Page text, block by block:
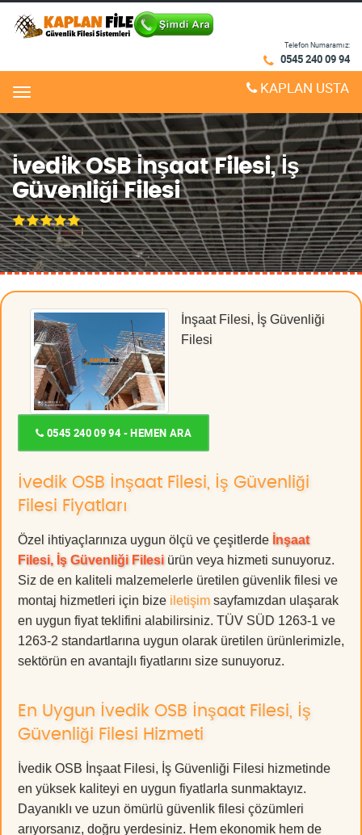
Telefon Numaramız:
0545 240 09 94
Menu KAPLAN USTA
İvedik OSB İnşaat Filesi, İş
Güvenliği Filesi
İnşaat Filesi, İş Güvenliği
Filesi
0545 240 09 94 - HEMEN ARA
İvedik OSB İnşaat Filesi, İş Güvenliği
Filesi Fiyatları
Özel ihtiyaçlarınıza uygun ölçü ve çeşitlerde İnşaat
Filesi, İş Güvenliği Filesi ürün veya hizmeti sunuyoruz.
Siz de en kaliteli malzemelerle üretilen güvenlik filesi ve
montaj hizmetleri için bize iletişim sayfamızdan ulaşarak
en uygun fiyat teklifini alabilirsiniz. TÜV SÜD 1263-1 ve
1263-2 standartlarına uygun olarak üretilen ürünlerimizle,
sektörün en avantajlı fiyatlarını size sunuyoruz.
En Uygun İvedik OSB İnşaat Filesi, İş
Güvenliği Filesi Hizmeti
İvedik OSB İnşaat Filesi, İş Güvenliği Filesi hizmetinde
en yüksek kaliteyi en uygun fiyatlarla sunmaktayız.
Dayanıklı ve uzun ömürlü güvenlik filesi çözümleri
arıyorsanız, doğru yerdesiniz. Hem ekonomik hem de